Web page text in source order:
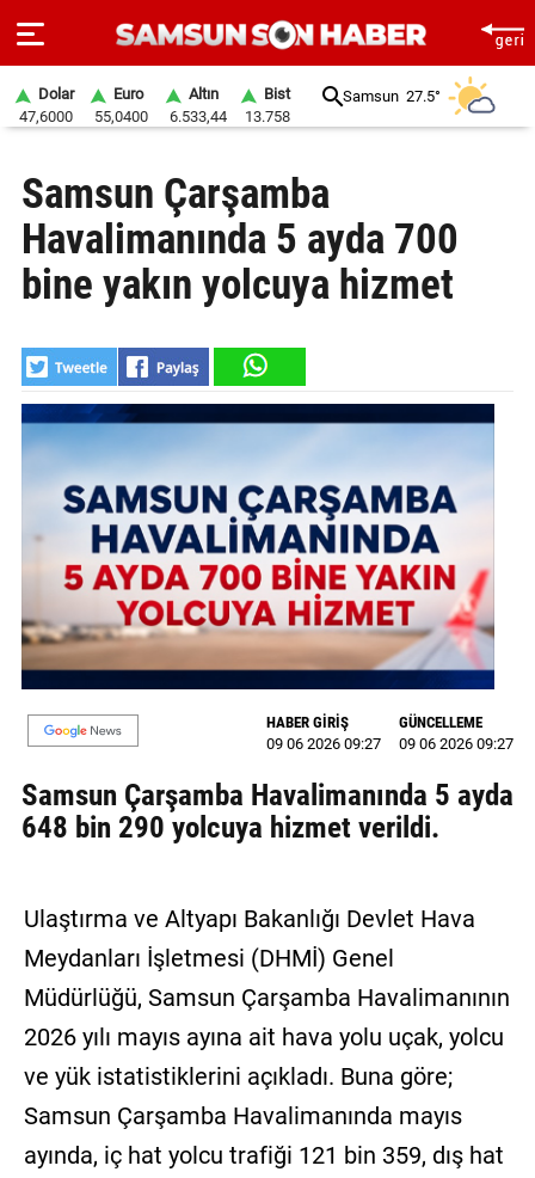
SAYFA
SAMSUN
HABER
GÜNDEM
SİYASET
EKONOMİ
DÜNYA
MAGAZİN
GALERİ
VİDEO
YAZARLAR
ULAŞIN
İletişim
Gizlilik
Politikası
Dolar
47,6000
Euro
55,0400
Altın
6.533,44
Bist
13.758
Samsun 27.5°
Samsun Çarşamba
Havalimanında 5 ayda 700
bine yakın yolcuya hizmet
HABER GİRİŞ
09 06 2026 09:27
GÜNCELLEME
09 06 2026 09:27
Samsun Çarşamba Havalimanında 5 ayda
648 bin 290 yolcuya hizmet verildi.
Ulaştırma ve Altyapı Bakanlığı Devlet Hava
Meydanları İşletmesi (DHMİ) Genel
Müdürlüğü, Samsun Çarşamba Havalimanının
2026 yılı mayıs ayına ait hava yolu uçak, yolcu
ve yük istatistiklerini açıkladı. Buna göre;
Samsun Çarşamba Havalimanında mayıs
ayında, iç hat yolcu trafiği 121 bin 359, dış hat